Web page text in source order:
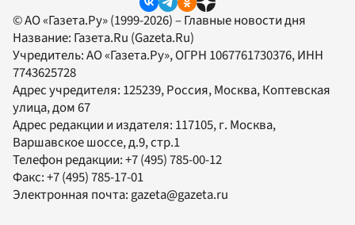
© АО «Газета.Ру» (1999-2026) – Главные новости дня
Название: Газета.Ru (Gazeta.Ru)
Учредитель:АО «Газета.Ру», ОГРН 1067761730376, ИНН
7743625728
Адрес учредителя: 125239, Россия, Москва, Коптевская
улица, дом 67
Адрес редакции и издателя: 117105, г. Москва,
Варшавское шоссе, д.9, стр.1
Телефон редакции:+7 (495) 785-00-12
Факс:+7 (495) 785-17-01
Электронная почта:gazeta@gazeta.ru